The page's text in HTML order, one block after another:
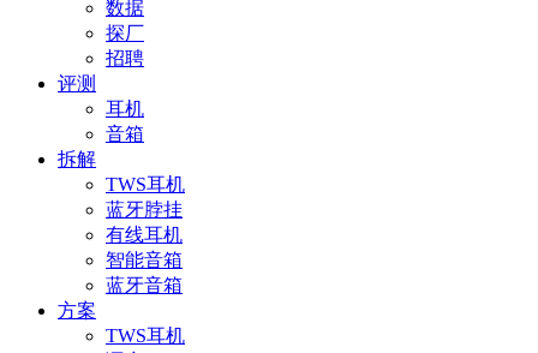
数据
探厂
招聘
评测
耳机
音箱
拆解
TWS耳机
蓝牙脖挂
有线耳机
智能音箱
蓝牙音箱
方案
TWS耳机